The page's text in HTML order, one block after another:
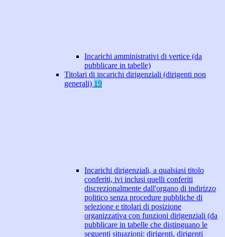
Incarichi amministrativi di vertice (da
pubblicare in tabelle)
Titolari di incarichi dirigenziali (dirigenti non
generali) 19
Incarichi dirigenziali, a qualsiasi titolo
conferiti, ivi inclusi quelli conferiti
discrezionalmente dall'organo di indirizzo
politico senza procedure pubbliche di
selezione e titolari di posizione
organizzativa con funzioni dirigenziali (da
pubblicare in tabelle che distinguano le
seguenti situazioni: dirigenti, dirigenti